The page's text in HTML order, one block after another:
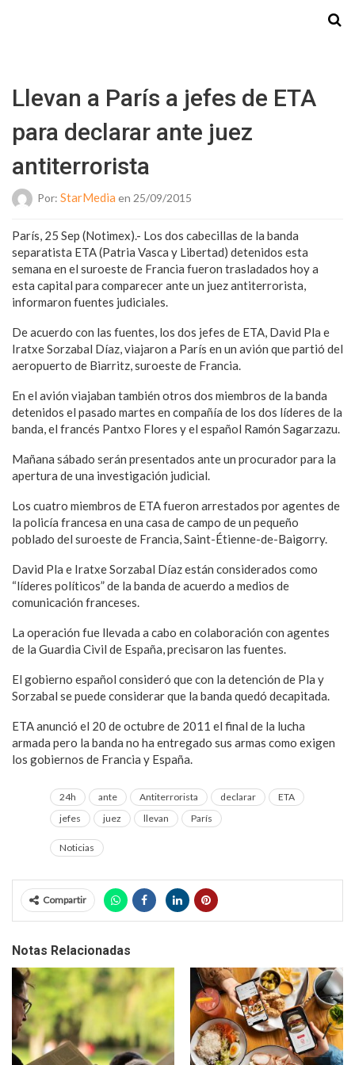
Llevan a París a jefes de ETA
para declarar ante juez
antiterrorista
Por: StarMedia en 25/09/2015
París, 25 Sep (Notimex).- Los dos cabecillas de la banda
separatista ETA (Patria Vasca y Libertad) detenidos esta
semana en el suroeste de Francia fueron trasladados hoy a
esta capital para comparecer ante un juez antiterrorista,
informaron fuentes judiciales.
De acuerdo con las fuentes, los dos jefes de ETA, David Pla e
Iratxe Sorzabal Díaz, viajaron a París en un avión que partió del
aeropuerto de Biarritz, suroeste de Francia.
En el avión viajaban también otros dos miembros de la banda
detenidos el pasado martes en compañía de los dos líderes de la
banda, el francés Pantxo Flores y el español Ramón Sagarzazu.
Mañana sábado serán presentados ante un procurador para la
apertura de una investigación judicial.
Los cuatro miembros de ETA fueron arrestados por agentes de
la policía francesa en una casa de campo de un pequeño
poblado del suroeste de Francia, Saint-Étienne-de-Baigorry.
David Pla e Iratxe Sorzabal Díaz están considerados como
“líderes políticos” de la banda de acuerdo a medios de
comunicación franceses.
La operación fue llevada a cabo en colaboración con agentes
de la Guardia Civil de España, precisaron las fuentes.
El gobierno español consideró que con la detención de Pla y
Sorzabal se puede considerar que la banda quedó decapitada.
ETA anunció el 20 de octubre de 2011 el final de la lucha
armada pero la banda no ha entregado sus armas como exigen
los gobiernos de Francia y España.
24h ante Antiterrorista declarar
ETA
jefes
juez llevan París
Noticias
Compartir
Notas Relacionadas